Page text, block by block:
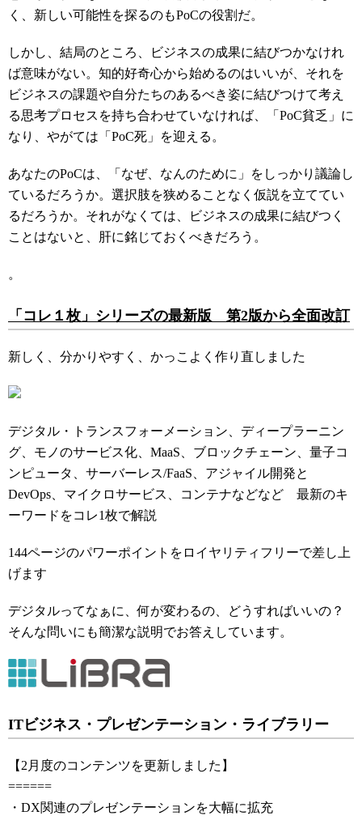
く、新しい可能性を探るのもPoCの役割だ。
しかし、結局のところ、ビジネスの成果に結びつかなけれ
ば意味がない。知的好奇心から始めるのはいいが、それを
ビジネスの課題や自分たちのあるべき姿に結びつけて考え
る思考プロセスを持ち合わせていなければ、「 PoC貧乏」に
なり、やがては「 PoC死」を迎える。
あなたのPoCは、「なぜ、なんのために」をしっかり議論し
ているだろうか。選択肢を狭めることなく仮説を立ててい
るだろうか。それがなくては、ビジネスの成果に結びつく
ことはないと、肝に銘じておくべきだろう。
。
「コレ１枚」シリーズの最新版 第2版から全面改訂
新しく、分かりやすく、かっこよく作り直しました
デジタル・トランスフォーメーション、ディープラーニン
グ、モノのサービス化、MaaS、ブロックチェーン、量子コ
ンピュータ、サーバーレス/FaaS、アジャイル開発と
DevOps、マイクロサービス、コンテナなどなど 最新のキ
ーワードをコレ1枚で解説
144ページのパワーポイントをロイヤリティフリーで差し上
げます
デジタルってなぁに、何が変わるの、どうすればいいの？
そんな問いにも簡潔な説明でお答えしています。
ITビジネス・プレゼンテーション・ライブラリー
【2月度のコンテンツを更新しました】
======
・DX関連のプレゼンテーションを大幅に拡充